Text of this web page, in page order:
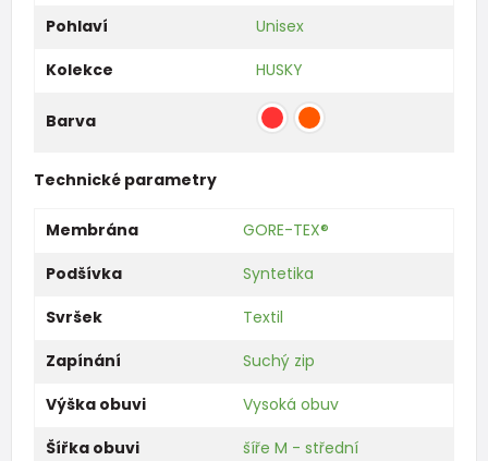
Pohlaví
Unisex
Kolekce
HUSKY
Barva
Technické parametry
Membrána
GORE-TEX®
Podšívka
Syntetika
Svršek
Textil
Zapínání
Suchý zip
Výška obuvi
Vysoká obuv
Šířka obuvi
šíře M - střední